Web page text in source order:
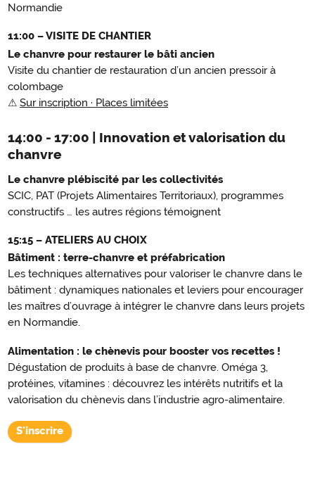
Normandie
11:00 – VISITE DE CHANTIER
Le chanvre pour restaurer le bâti ancien
Visite du chantier de restauration d’un ancien pressoir à
colombage
⚠ Sur inscription · Places limitées
14:00 - 17:00 | Innovation et valorisation du
chanvre
Le chanvre plébiscité par les collectivités
SCIC, PAT (Projets Alimentaires Territoriaux), programmes
constructifs … les autres régions témoignent
15:15 – ATELIERS AU CHOIX
Bâtiment : terre-chanvre et préfabrication
Les techniques alternatives pour valoriser le chanvre dans le
bâtiment : dynamiques nationales et leviers pour encourager
les maîtres d’ouvrage à intégrer le chanvre dans leurs projets
en Normandie.
Alimentation : le chènevis pour booster vos recettes !
Dégustation de produits à base de chanvre. Oméga 3,
protéines, vitamines : découvrez les intérêts nutritifs et la
valorisation du chènevis dans l’industrie agro-alimentaire.
S'inscrire